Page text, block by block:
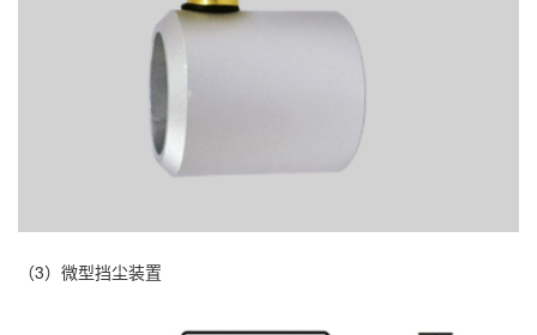
（3）微型挡尘装置